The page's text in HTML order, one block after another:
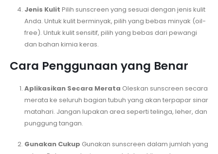
Jenis Kulit Pilih sunscreen yang sesuai dengan jenis kulit
Anda. Untuk kulit berminyak, pilih yang bebas minyak (oil-
free). Untuk kulit sensitif, pilih yang bebas dari pewangi
dan bahan kimia keras.
Cara Penggunaan yang Benar
Aplikasikan Secara Merata Oleskan sunscreen secara
merata ke seluruh bagian tubuh yang akan terpapar sinar
matahari. Jangan lupakan area seperti telinga, leher, dan
punggung tangan.
Gunakan Cukup Gunakan sunscreen dalam jumlah yang